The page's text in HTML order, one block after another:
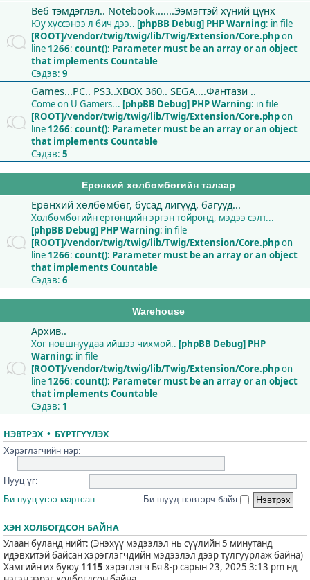
Веб тэмдэглэл.. Notebook.......Ээмэгтэй хүний цүнх
Юу хүссэнээ л бич дээ.. [phpBB Debug] PHP Warning: in file
[ROOT]/vendor/twig/twig/lib/Twig/Extension/Core.phpon
line 1266: count(): Parameter must be an array or an object
that implements Countable
Сэдэв: 9
Games...PC.. PS3..XBOX 360.. SEGA....Фантази ..
Come on U Gamers... [phpBB Debug] PHP Warning: in file
[ROOT]/vendor/twig/twig/lib/Twig/Extension/Core.phpon
line 1266: count(): Parameter must be an array or an object
that implements Countable
Сэдэв: 5
Ерөнхий хөлбөмбөгийн талаар
Ерөнхий хөлбөмбөг, бусад лигүүд, багууд...
Хөлбөмбөгийн ертөнцийн эргэн тойронд, мэдээ сэлт...
[phpBB Debug] PHP Warning: in file
[ROOT]/vendor/twig/twig/lib/Twig/Extension/Core.phpon
line 1266: count(): Parameter must be an array or an object
that implements Countable
Сэдэв: 6
Warehouse
Архив..
Хог новшнуудаа ийшээ чихмой.. [phpBB Debug] PHP
Warning: in file
[ROOT]/vendor/twig/twig/lib/Twig/Extension/Core.phpon
line 1266: count(): Parameter must be an array or an object
that implements Countable
Сэдэв: 1
НЭВТРЭХ• БҮРТГҮҮЛЭХ
Хэрэглэгчийн нэр:
Нууц үг:
Би нууц үгээ мартсан
Би шууд нэвтэрч байя
ХЭН ХОЛБОГДСОН БАЙНА
Улаан буланд нийт: (Энэхүү мэдээлэл нь сүүлийн 5 минутанд
идэвхитэй байсан хэрэглэгчдийн мэдээлэл дээр тулгуурлаж байна)
Хамгийн их буюу 1115 хэрэглэгч Бя 8-р сарын 23, 2025 3:13 pm нд